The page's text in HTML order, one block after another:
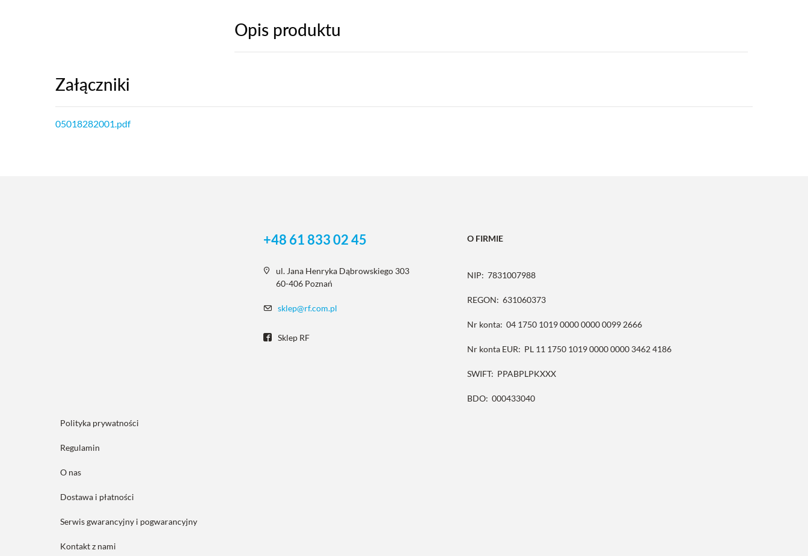
Opis produktu
Załączniki
05018282001.pdf
+48 61 833 02 45
ul. Jana Henryka Dąbrowskiego 303
60-406 Poznań
sklep@rf.com.pl
Sklep RF
O FIRMIE
NIP: 7831007988
REGON: 631060373
Nr konta: 04 1750 1019 0000 0000 0099 2666
Nr konta EUR: PL 11 1750 1019 0000 0000 3462 4186
SWIFT: PPABPLPKXXX
BDO: 000433040
Polityka prywatności
Regulamin
O nas
Dostawa i płatności
Serwis gwarancyjny i pogwarancyjny
Kontakt z nami